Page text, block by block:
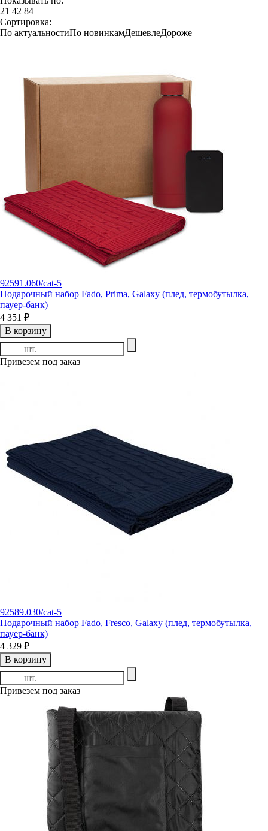
21 42 84
Сортировка:
По актуальностиПо новинкамДешевлеДороже
92591.060/cat-5
Подарочный набор Fado, Prima, Galaxy (плед, термобутылка,
пауер-банк)
4 351 ₽
В корзину
Привезем под заказ
92589.030/cat-5
Подарочный набор Fado, Fresco, Galaxy (плед, термобутылка,
пауер-банк)
4 329 ₽
В корзину
Привезем под заказ